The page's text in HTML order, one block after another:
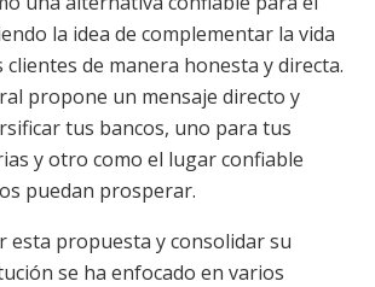
la idea de complementar la vida
clientes de manera honesta y directa.
propone un mensaje directo y
tus bancos, uno para tus
y otro como el lugar confiable
puedan prosperar.
esta propuesta y consolidar su
se ha enfocado en varios